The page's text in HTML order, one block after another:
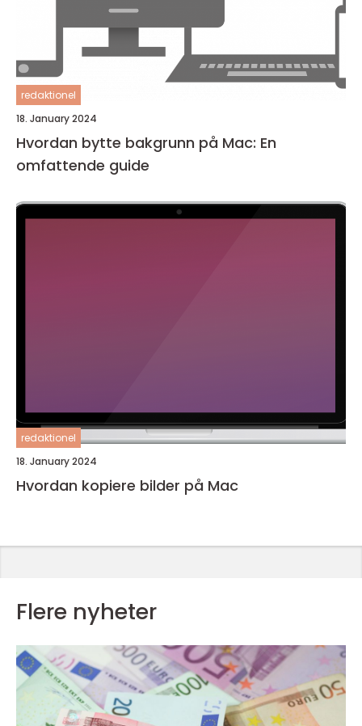
redaktionel
18. January 2024
Hvordan bytte bakgrunn på Mac: En
omfattende guide
redaktionel
18. January 2024
Hvordan kopiere bilder på Mac
Flere nyheter